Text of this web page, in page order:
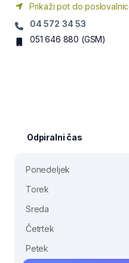
Prikaži pot do
04 572 34 53
051 646 880 (GSM)
Odpiralni čas
Ponedeljek
Torek
Sreda
Četrtek
Petek